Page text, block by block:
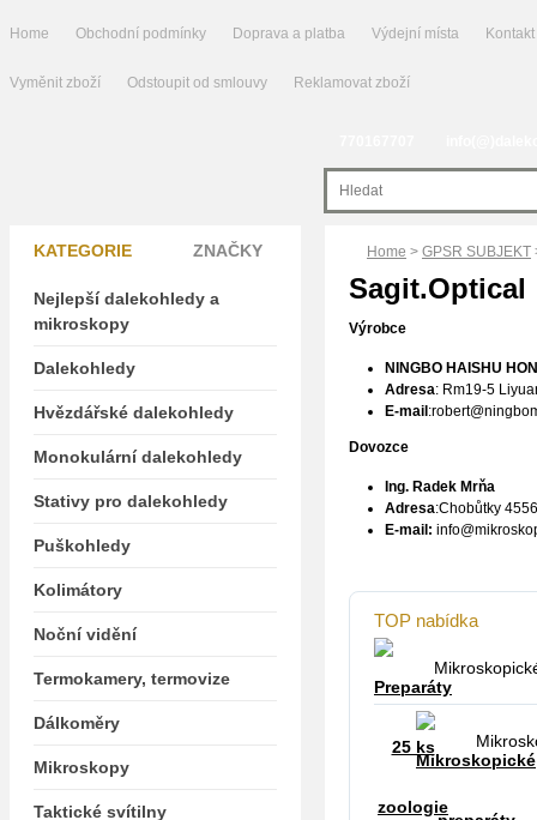
Home Obchodní podmínky Doprava a platba Výdejní místa Kontakt
Vyměnit zboží Odstoupit od smlouvy Reklamovat zboží
Home > GPSR SUBJEKT
Sagit.Optical
Výrobce
NINGBO HAISHU
Adresa: Rm19-5
E-mail :
Dovozce
Ing. Radek Mrňa
Adresa:Chobůtky
E-mail:
TOP nabídka
KATEGORIE ZNAČKY
Nejlepší dalekohledy a
mikroskopy
Dalekohledy
Hvězdářské dalekohledy
Monokulární dalekohledy
Stativy pro dalekohledy
Puškohledy
Kolimátory
Noční vidění
Termokamery, termovize
Dálkoměry
Mikroskopy
Taktické svítilny